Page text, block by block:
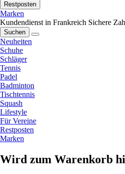
Restposten
Marken
Kundendienst in Frankreich Sichere
Suchen
Neuheiten
Schuhe
Schläger
Tennis
Padel
Badminton
Tischtennis
Squash
Lifestyle
Für Vereine
Restposten
Marken
Wird zum Warenkorb